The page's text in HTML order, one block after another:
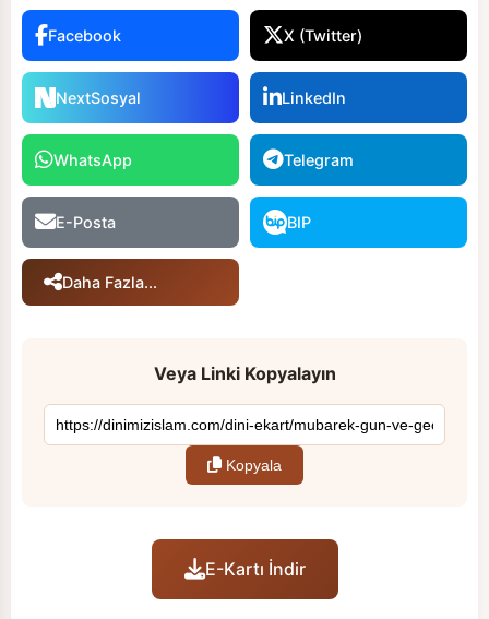
Facebook X (Twitter)
NextSosyal LinkedIn
WhatsApp Telegram
E-Posta BIP
Daha Fazla...
Veya Linki Kopyalayın
Kopyala
E-Kartı İndir